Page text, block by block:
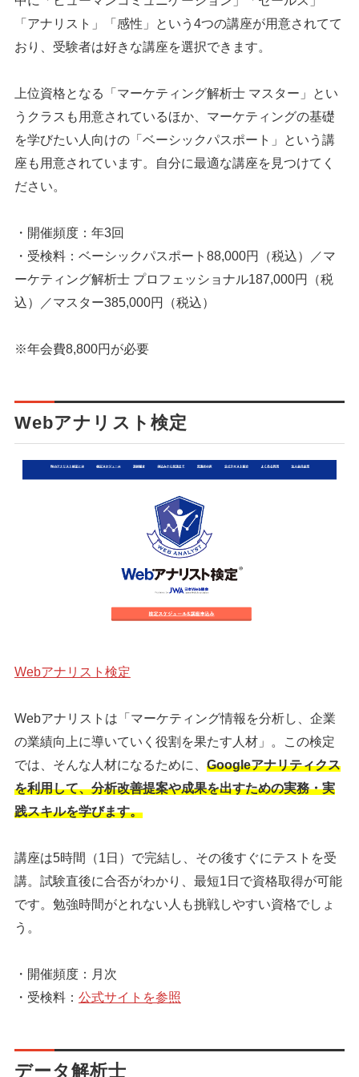
「アナリスト」「感性」という4つの講座が用意されてて
おり、受験者は好きな講座を選択できます。
上位資格となる「マーケティング解析士 マスター」とい
うクラスも用意されているほか、マーケティングの基礎
を学びたい人向けの「ベーシックパスポート」という講
座も用意されています。自分に最適な講座を見つけてく
ださい。
・開催頻度：年3回
・受検料：ベーシックパスポート88,000円（税込）／マ
ーケティング解析士 プロフェッショナル187,000円（税
込）／マスター385,000円（税込）
※年会費8,800円が必要
Webアナリスト検定
Webアナリスト検定
Webアナリストは「マーケティング情報を分析し、企業
の業績向上に導いていく役割を果たす人材」。この検定
では、そんな人材になるために、 Googleアナリティクス
を利用して、分析改善提案や成果を出すための実務・実
践スキルを学びます。
講座は5時間（1日）で完結し、その後すぐにテストを受
講。試験直後に合否がわかり、最短1日で資格取得が可能
です。勉強時間がとれない人も挑戦しやすい資格でしょ
う。
・開催頻度：月次
・受検料： 公式サイトを参照
データ解析士